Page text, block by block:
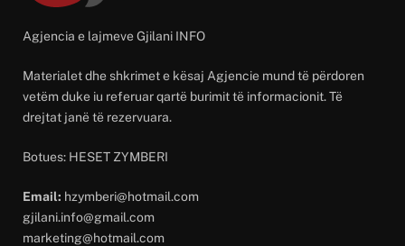
Agjencia e lajmeve Gjilani INFO
Materialet dhe shkrimet e kësaj Agjencie mund të përdoren
vetëm duke iu referuar qartë burimit të informacionit. Të
drejtat janë të rezervuara.
Botues: HESET ZYMBERI
Email: hzymberi@hotmail.com
gjilani.info@gmail.com
marketing@hotmail.com